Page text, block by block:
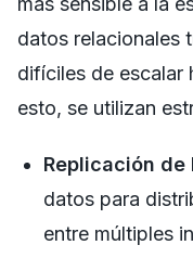
datos relacionales
difíciles de escalar
esto, se utilizan
Replicación de
datos para
entre múltiples